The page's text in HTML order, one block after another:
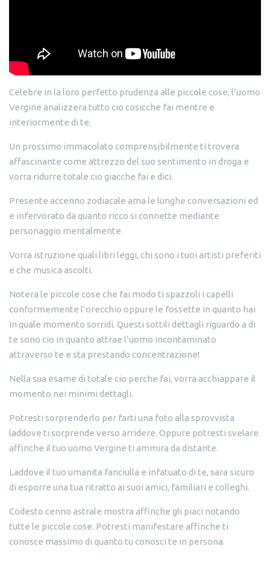
Celebre in la loro perfetto prudenza alle piccole cose, l’uomo
Vergine analizzera tutto cio cosicche fai mentre e
interiormente di te.
Un prossimo immacolato comprensibilmente ti trovera
affascinante come attrezzo del suo sentimento in droga e
vorra ridurre totale cio giacche fai e dici.
Presente accenno zodiacale ama le lunghe conversazioni ed
e infervorato da quanto ricco si connette mediante
personaggio mentalmente.
Vorra istruzione quali libri leggi, chi sono i tuoi artisti preferiti
e che musica ascolti.
Notera le piccole cose che fai modo ti spazzoli i capelli
conformemente l’orecchio oppure le fossette in quanto hai
in quale momento sorridi. Questi sottili dettagli riguardo a di
te sono cio in quanto attrae l’uomo incontaminato
attraverso te e sta prestando concentrazione!
Nella sua esame di totale cio perche fai, vorra acchiappare il
momento nei minimi dettagli.
Potresti sorprenderlo per farti una foto alla sprovvista
laddove ti sorprende verso arridere. Oppure potresti svelare
affinche il tuo uomo Vergine ti ammira da distante.
Laddove il tuo umanita fanciulla e infatuato di te, sara sicuro
di esporre una tua ritratto ai suoi amici, familiari e colleghi.
Codesto cenno astrale mostra affinche gli piaci notando
tutte le piccole cose. Potresti manifestare affinche ti
conosce massimo di quanto tu conosci te in persona.